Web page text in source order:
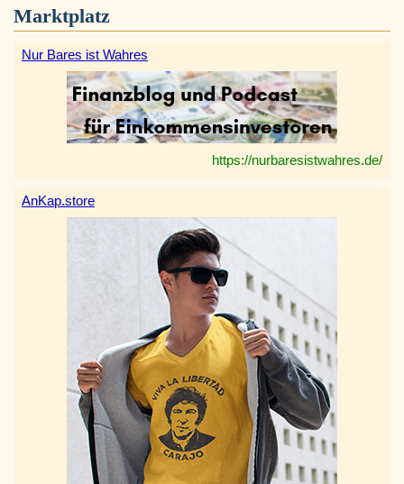
Marktplatz
Nur Bares ist Wahres
https://nurbaresistwahres.de/
AnKap.store